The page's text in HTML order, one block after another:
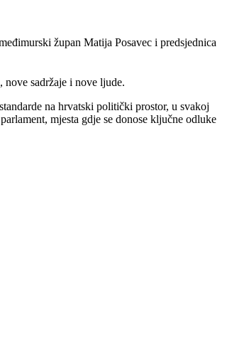
župan Matija Posavec i predsjednica
sadržaje i nove ljude.
na hrvatski politički prostor, u svakoj
mjesta gdje se donose ključne odluke